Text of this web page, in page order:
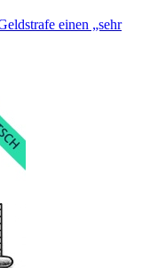
einen „sehr